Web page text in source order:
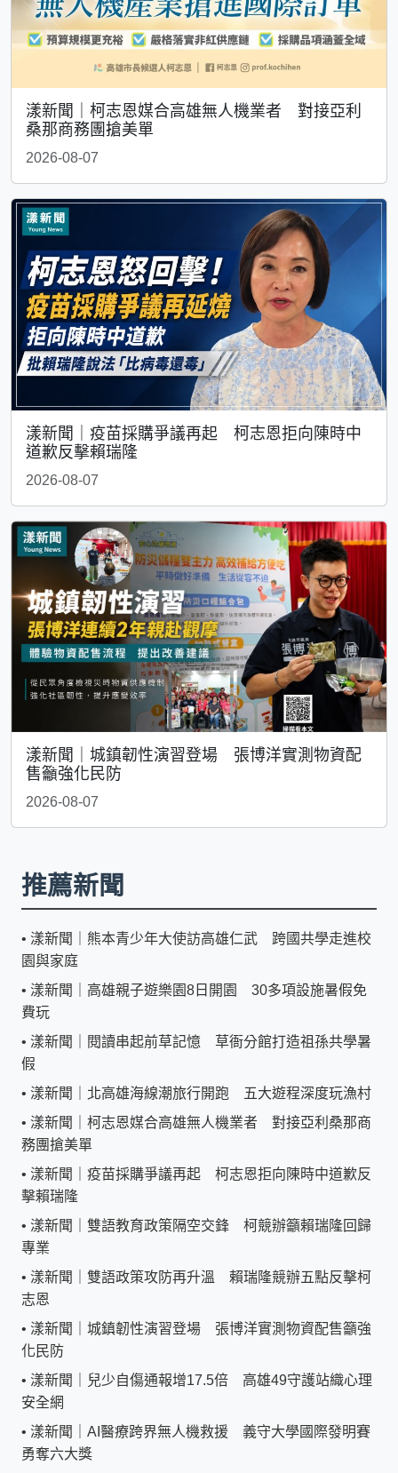
漾新聞｜柯志恩媒合高雄無人機業者 對接亞利
桑那商務團搶美單
2026-08-07
漾新聞｜疫苗採購爭議再起 柯志恩拒向陳時中
道歉反擊賴瑞隆
2026-08-07
漾新聞｜城鎮韌性演習登場 張博洋實測物資配
售籲強化民防
2026-08-07
推薦新聞
• 漾新聞｜熊本青少年大使訪高雄仁武 跨國共學走進校
園與家庭
• 漾新聞｜高雄親子遊樂園8日開園 30多項設施暑假免
費玩
• 漾新聞｜閱讀串起前草記憶 草衙分館打造祖孫共學暑
假
• 漾新聞｜北高雄海線潮旅行開跑 五大遊程深度玩漁村
• 漾新聞｜柯志恩媒合高雄無人機業者 對接亞利桑那商
務團搶美單
• 漾新聞｜疫苗採購爭議再起 柯志恩拒向陳時中道歉反
擊賴瑞隆
• 漾新聞｜雙語教育政策隔空交鋒 柯競辦籲賴瑞隆回歸
專業
• 漾新聞｜雙語政策攻防再升溫 賴瑞隆競辦五點反擊柯
志恩
• 漾新聞｜城鎮韌性演習登場 張博洋實測物資配售籲強
化民防
• 漾新聞｜兒少自傷通報增17.5倍 高雄49守護站織心理
安全網
• 漾新聞｜AI醫療跨界無人機救援 義守大學國際發明賽
勇奪六大獎